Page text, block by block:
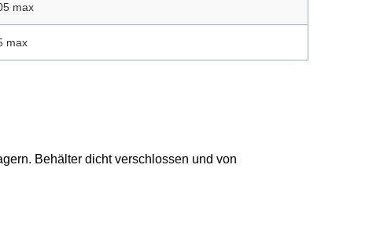
max
max
Behälter dicht verschlossen und von